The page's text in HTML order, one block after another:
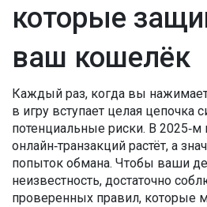
которые
ваш кошелёк
Каждый раз, когда вы
в игру вступает целая цепочка
потенциальные риски. В 2025‑м
онлайн‑транзакций растёт, а
попыток обмана. Чтобы ваши
неизвестность, достаточно
проверенных правил, которые